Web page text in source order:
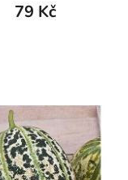
79 Kč